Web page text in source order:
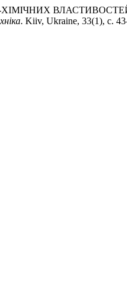
ХІМІЧНИХ
. Kiiv, Ukraine, 33(1), с.